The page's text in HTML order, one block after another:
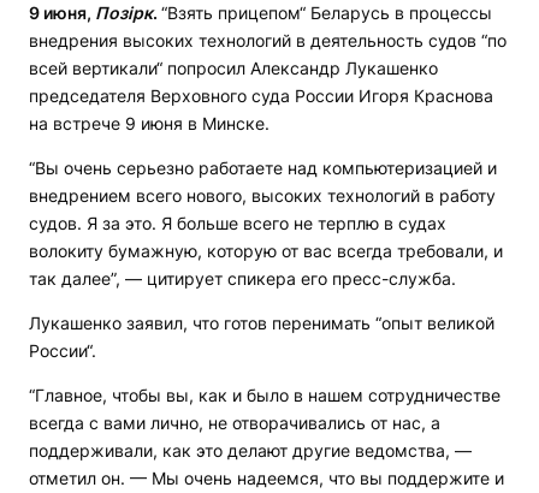
9 июня, Позірк. “Взять прицепом“ Беларусь в процессы
внедрения высоких технологий в деятельность судов “по
всей вертикали“ попросил Александр Лукашенко
председателя Верховного суда России Игоря Краснова
на встрече 9 июня в Минске.
“Вы очень серьезно работаете над компьютеризацией и
внедрением всего нового, высоких технологий в работу
судов. Я за это. Я больше всего не терплю в судах
волокиту бумажную, которую от вас всегда требовали, и
так далее”, — цитирует спикера его пресс-служба.
Лукашенко заявил, что готов перенимать “опыт великой
России“.
“Главное, чтобы вы, как и было в нашем сотрудничестве
всегда с вами лично, не отворачивались от нас, а
поддерживали, как это делают другие ведомства, —
отметил он. — Мы очень надеемся, что вы поддержите и